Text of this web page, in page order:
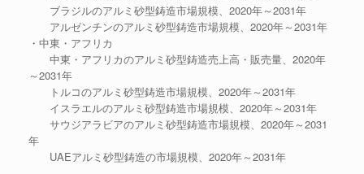
ブラジルのアルミ砂型鋳造市場規模、2020年～2031年
アルゼンチンのアルミ砂型鋳造市場規模、2020年～2031年
・中東・アフリカ
中東・アフリカのアルミ砂型鋳造売上高・販売量、2020年
～2031年
トルコのアルミ砂型鋳造市場規模、2020年～2031年
イスラエルのアルミ砂型鋳造市場規模、2020年～2031年
サウジアラビアのアルミ砂型鋳造市場規模、2020年～2031
年
UAEアルミ砂型鋳造の市場規模、2020年～2031年